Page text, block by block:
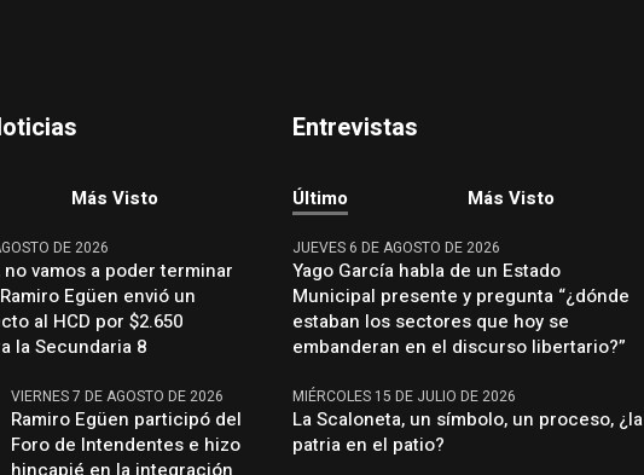
Más Visto
DE 2026
no vamos a poder terminar
Egüen envió un
al HCD por $2.650
la Secundaria 8
VIERNES 7 DE AGOSTO DE 2026
Ramiro Egüen participó del
Foro de Intendentes e hizo
Entrevistas
Último Más Visto
JUEVES 6 DE AGOSTO DE 2026
Yago García habla de un Estado
Municipal presente y pregunta “¿dónde
estaban los sectores que hoy se
embanderan en el discurso libertario?”
MIÉRCOLES 15 DE JULIO DE 2026
La Scaloneta, un símbolo, un proceso, ¿la
patria en el patio?